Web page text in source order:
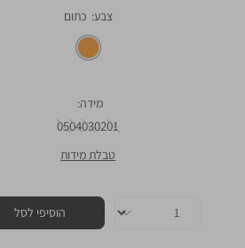
צבע כתום
מידה
01
02
03
04
05
טבלת מידות
הוסיפי לסל